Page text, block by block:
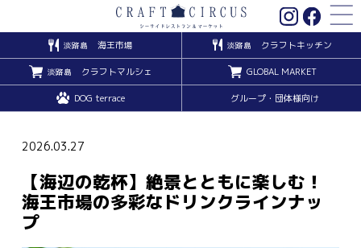
淡路島 海王市場 淡路島 クラフトキッチン
淡路島 クラフトマルシェ GLOBAL MARKET
DOG terrace グループ・団体様向け
2026.03.27
【海辺の乾杯】絶景とともに楽しむ！
海王市場の多彩なドリンクラインナッ
プ